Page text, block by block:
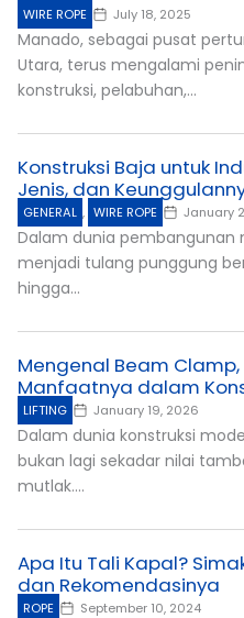
WIRE ROPE July 18, 2025
Manado, sebagai pusat
Utara, terus mengalami
konstruksi, pelabuhan,...
Konstruksi Baja untuk
Jenis, dan
GENERAL , WIRE ROPE January
Dalam dunia pembangunan
menjadi tulang punggung
hingga...
Mengenal Beam
Manfaatnya dalam
LIFTING January 19, 2026
Dalam dunia konstruksi
bukan lagi sekadar nilai
mutlak....
Apa Itu Tali Kapal?
dan Rekomendasinya
ROPE September 10, 2024